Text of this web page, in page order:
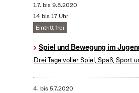
1.7. bis9.8.2020
14 bis 17 Uhr
Eintritt frei
Spiel und Bewegung im
Drei Tage voller Spiel, Spaß, Sport
4. bis5.7.2020